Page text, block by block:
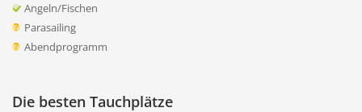
Angeln/Fischen
Parasailing
Abendprogramm
Die besten Tauchplätze